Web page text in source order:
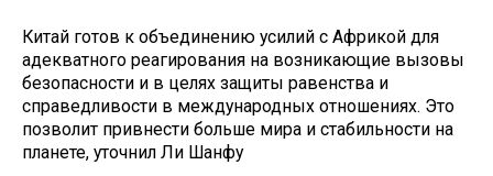
Китай готов к объединению усилий с Африкой для
адекватного реагирования на возникающие вызовы
безопасности и в целях защиты равенства и
справедливости в международных отношениях. Это
позволит привнести больше мира и стабильности на
планете, уточнил Ли Шанфу